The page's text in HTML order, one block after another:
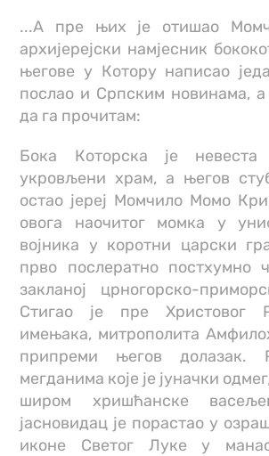
...A пре њих је отишао
архијерејски намјесник
његове у Котору написао
послао и Српским новинама,
да га прочитам:
Бока Которска је
укровљени храм, а његов
остао јереј Момчило Момо
овога наочитог момка у
војника у коротни царски
прво послератно постхумно
закланој црногорско-
Стигао је пре Христовог
имењака, митрополита
припреми његов долазак.
мегданима које је јуначки
широм хришћанске
јасновидац је порастао у
иконе Светог Луке у